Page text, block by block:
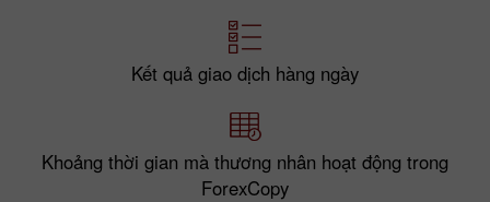
Kết quả giao dịch hàng ngày
Khoảng thời gian mà thương nhân hoạt động trong
ForexCopy